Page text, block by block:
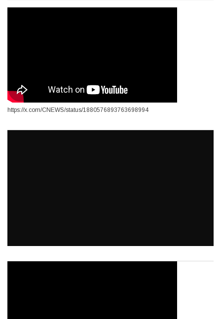
https://x.com/CNEWS/status/1880576893763698994